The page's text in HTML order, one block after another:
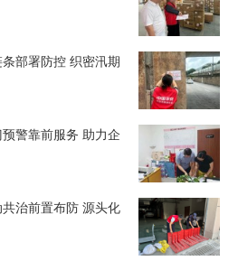
部署防控 织密汛期
警靠前服务 助力企
治前置布防 源头化